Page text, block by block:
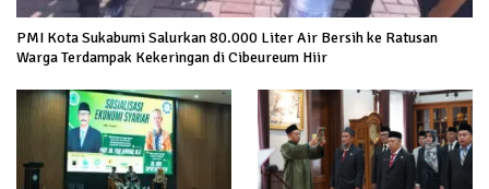
PMI Kota Sukabumi Salurkan 80.000 Liter Air Bersih ke Ratusan
Warga Terdampak Kekeringan di Cibeureum Hiir